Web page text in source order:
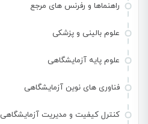
راهنماها و رفرنس های مرجع
علوم بالینی و پزشکی
علوم پایه آزمایشگاهی
فناوری های نوین آزمایشگاهی
کنترل کیفیت و مدیریت آزمایشگاهی